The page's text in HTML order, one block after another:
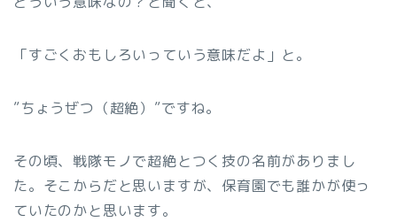
「すごくおもしろいっていう意味だよ」と。
”ちょうぜつ（超絶）”ですね。
その頃、戦隊モノで超絶とつく技の名前がありまし
た。そこからだと思いますが、保育園でも誰かが使っ
ていたのかと思います。